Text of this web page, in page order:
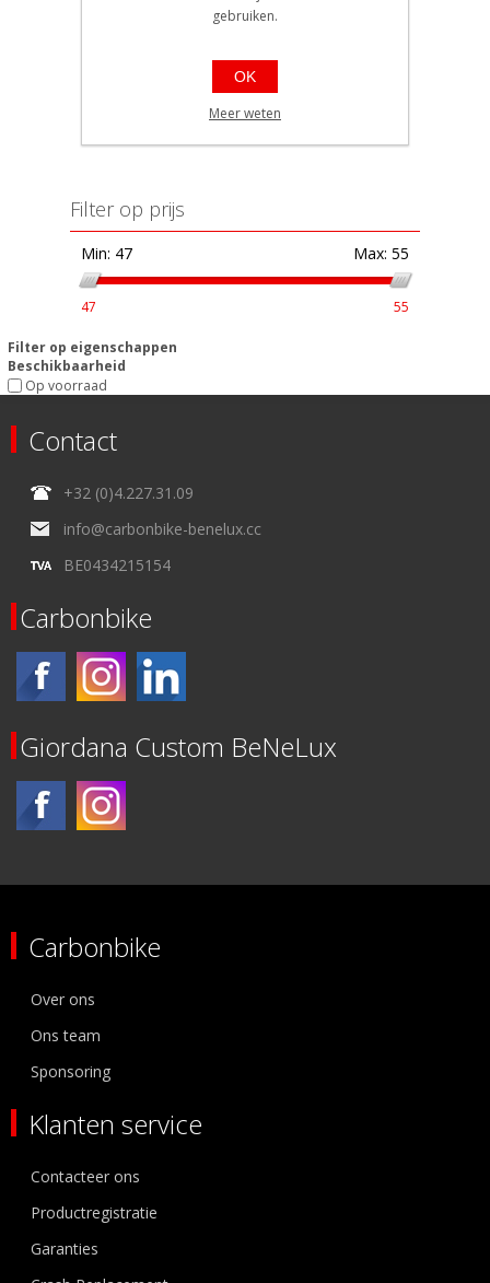
Powerflex woman White /
One size
Beschikbaarheid:: 5 stuks of
meer op voorraad
€52,90
Filter op prijs
Min: 47 Max: 55
47 55
Filter op eigenschappen
Beschikbaarheid
Op voorraad
Contact
+32 (0)4.227.31.09
info@carbonbike-benelux.cc
BE0434215154
Carbonbike
Giordana Custom BeNeLux
Carbonbike
Over ons
Ons team
Sponsoring
Klanten service
Contacteer ons
Productregistratie
Garanties
gebruiken.
OK
Meer weten